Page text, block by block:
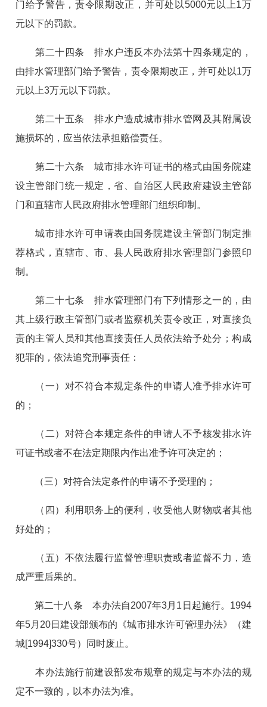
门给予警告，责令限期改正，并可处以5000元以上1万
元以下的罚款。
第二十四条 排水户违反本办法第十四条规定的，
由排水管理部门给予警告，责令限期改正，并可处以1万
元以上3万元以下罚款。
第二十五条 排水户造成城市排水管网及其附属设
施损坏的，应当依法承担赔偿责任。
第二十六条 城市排水许可证书的格式由国务院建
设主管部门统一规定，省、自治区人民政府建设主管部
门和直辖市人民政府排水管理部门组织印制。
城市排水许可申请表由国务院建设主管部门制定推
荐格式，直辖市、市、县人民政府排水管理部门参照印
制。
第二十七条 排水管理部门有下列情形之一的，由
其上级行政主管部门或者监察机关责令改正，对直接负
责的主管人员和其他直接责任人员依法给予处分；构成
犯罪的，依法追究刑事责任：
（一）对不符合本规定条件的申请人准予排水许可
的；
（二）对符合本规定条件的申请人不予核发排水许
可证书或者不在法定期限内作出准予许可决定的；
（三）对符合法定条件的申请不予受理的；
（四）利用职务上的便利，收受他人财物或者其他
好处的；
（五）不依法履行监督管理职责或者监督不力，造
成严重后果的。
第二十八条 本办法自2007年3月1日起施行。1994
年5月20日建设部颁布的《城市排水许可管理办法》（建
城[1994]330号）同时废止。
本办法施行前建设部发布规章的规定与本办法的规
定不一致的，以本办法为准。